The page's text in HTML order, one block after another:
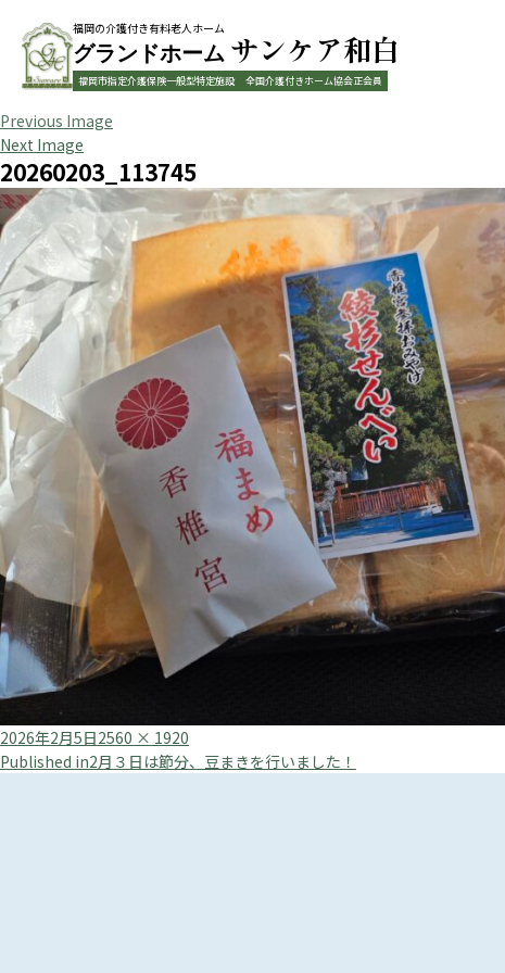
福岡の介護付き有料老人ホーム
グランドホーム サンケア和白
福岡市指定介護保険一般型特定施設 全国介護付きホーム協会正会員
Previous Image
Next Image
20260203_113745
Posted
on
2026年2月5日Full
size
2560 × 1920
投
Published in2月３日は節分、豆まきを行いました！